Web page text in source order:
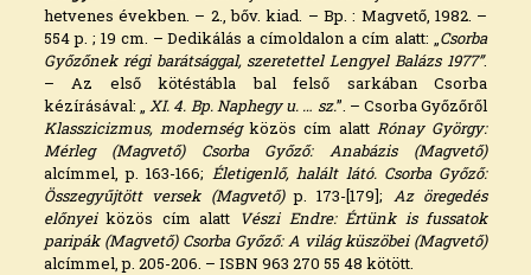
hetvenes években. – 2., bőv. kiad. – Bp. : Magvető, 1982. –
554 p. ; 19 cm. – Dedikálás a címoldalon a cím alatt: „Csorba
Győzőnek régi barátsággal, szeretettel Lengyel Balázs 1977”.
– Az első kötéstábla bal felső sarkában Csorba
kézírásával: „ XI. 4. Bp. Naphegy u. … sz.”. – Csorba Győzőről
Klasszicizmus, modernségközös cím alattRónay György:
Mérleg (Magvető) Csorba Győző: Anabázis (Magvető)
alcímmel, p. 163-166; Életigenlő, halált látó. Csorba Győző:
Összegyűjtött versek (Magvető)p. 173-[179]; Az öregedés
előnyeiközös cím alatt Vészi Endre: Értünk is fussatok
paripák (Magvető) Csorba Győző: A világ küszöbei (Magvető)
alcímmel, p. 205-206. – ISBN 963 270 55 48 kötött.